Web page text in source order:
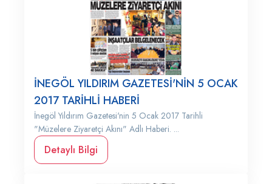
İNEGÖL YILDIRIM GAZETESİ'NİN 5 OCAK
2017 TARİHLİ HABERİ
İnegöl Yıldırım Gazetesi'nin 5 Ocak 2017 Tarihli
"Müzelere Ziyaretçi Akını" Adlı Haberi. ...
Detaylı Bilgi